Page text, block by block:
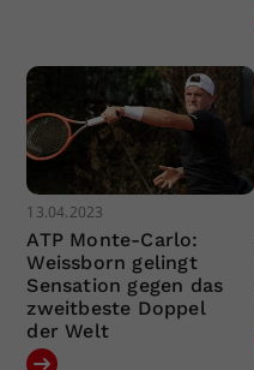
13.04.2023
ATP Monte-Carlo:
Weissborn gelingt
Sensation gegen das
zweitbeste Doppel
der Welt